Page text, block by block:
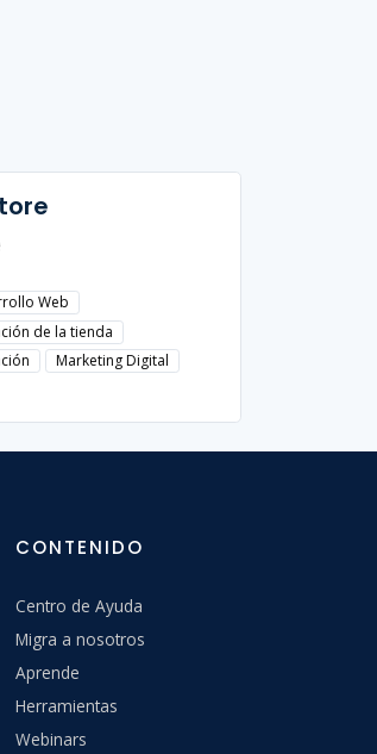
Web
de la tienda
Marketing Digital
CONTENIDO
Centro de Ayuda
Migra a nosotros
Aprende
Herramientas
Webinars